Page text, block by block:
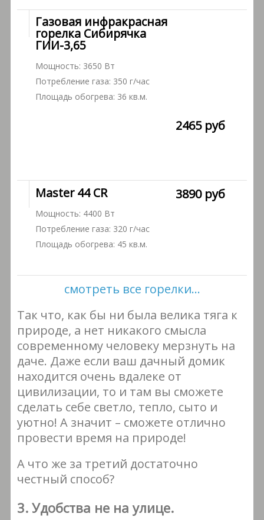
Газовая инфракрасная
горелка Сибирячка
ГИИ-3,65
Мощность: 3650 Вт
Потребление газа: 350 г/час
Площадь обогрева: 36 кв.м.
2465 руб
Master 44 CR
Мощность: 4400 Вт
Потребление газа: 320 г/час
Площадь обогрева: 45 кв.м.
3890 руб
смотреть все горелки...
Так что, как бы ни была велика тяга к
природе, а нет никакого смысла
современному человеку мерзнуть на
даче. Даже если ваш дачный домик
находится очень вдалеке от
цивилизации, то и там вы сможете
сделать себе светло, тепло, сыто и
уютно! А значит – сможете отлично
провести время на природе!
А что же за третий достаточно
честный способ?
3. Удобства не на улице.